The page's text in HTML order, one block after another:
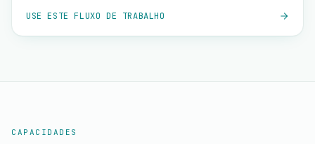
USE ESTE FLUXO DE TRABALHO
CAPACIDADES